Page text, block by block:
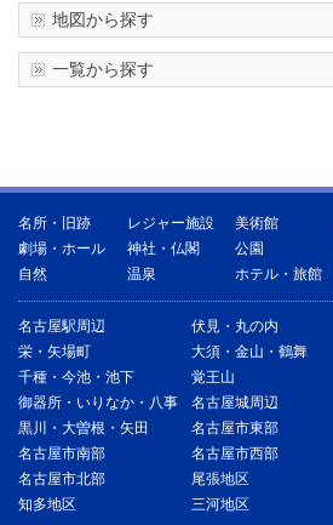
地図から探す
一覧から探す
名所・旧跡 レジャー施設 美術館
劇場・ホール
神社・仏閣 公園
自然
温泉 ホテル・旅館
名古屋駅周辺
伏見・丸の内
栄・矢場町
大須・金山・鶴舞
千種・今池・池下
覚王山
御器所・いりなか・八事
名古屋城周辺
黒川・大曽根・矢田
名古屋市東部
名古屋市南部
名古屋市西部
名古屋市北部
尾張地区
知多地区
三河地区